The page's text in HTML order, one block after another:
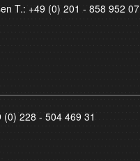
T.: +49 (0) 201 - 858 952 07
(0) 228 - 504 469 31